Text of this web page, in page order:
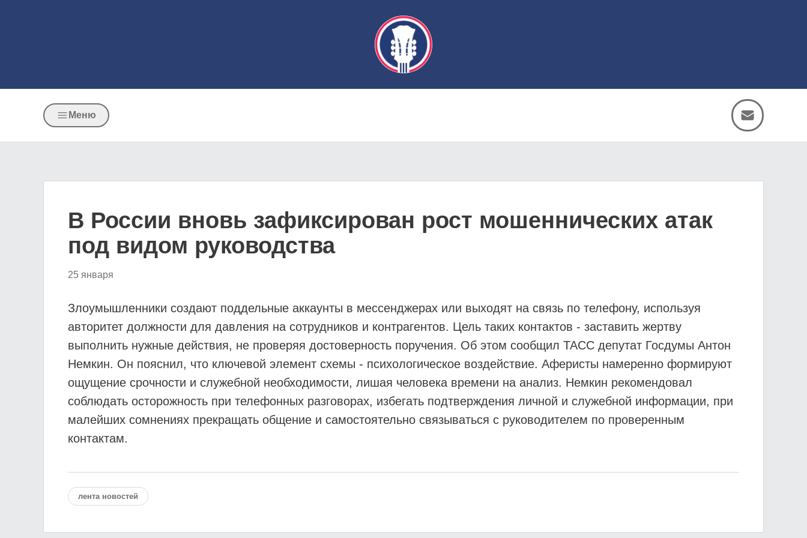
Меню
В России вновь зафиксирован рост мошеннических атак
под видом руководства
25 января
Злоумышленники создают поддельные аккаунты в мессенджерах или выходят на связь по телефону, используя
авторитет должности для давления на сотрудников и контрагентов. Цель таких контактов - заставить жертву
выполнить нужные действия, не проверяя достоверность поручения. Об этом сообщил ТАСС депутат Госдумы Антон
Немкин. Он пояснил, что ключевой элемент схемы - психологическое воздействие. Аферисты намеренно формируют
ощущение срочности и служебной необходимости, лишая человека времени на анализ. Немкин рекомендовал
соблюдать осторожность при телефонных разговорах, избегать подтверждения личной и служебной информации, при
малейших сомнениях прекращать общение и самостоятельно связываться с руководителем по проверенным
контактам.
лента новостей